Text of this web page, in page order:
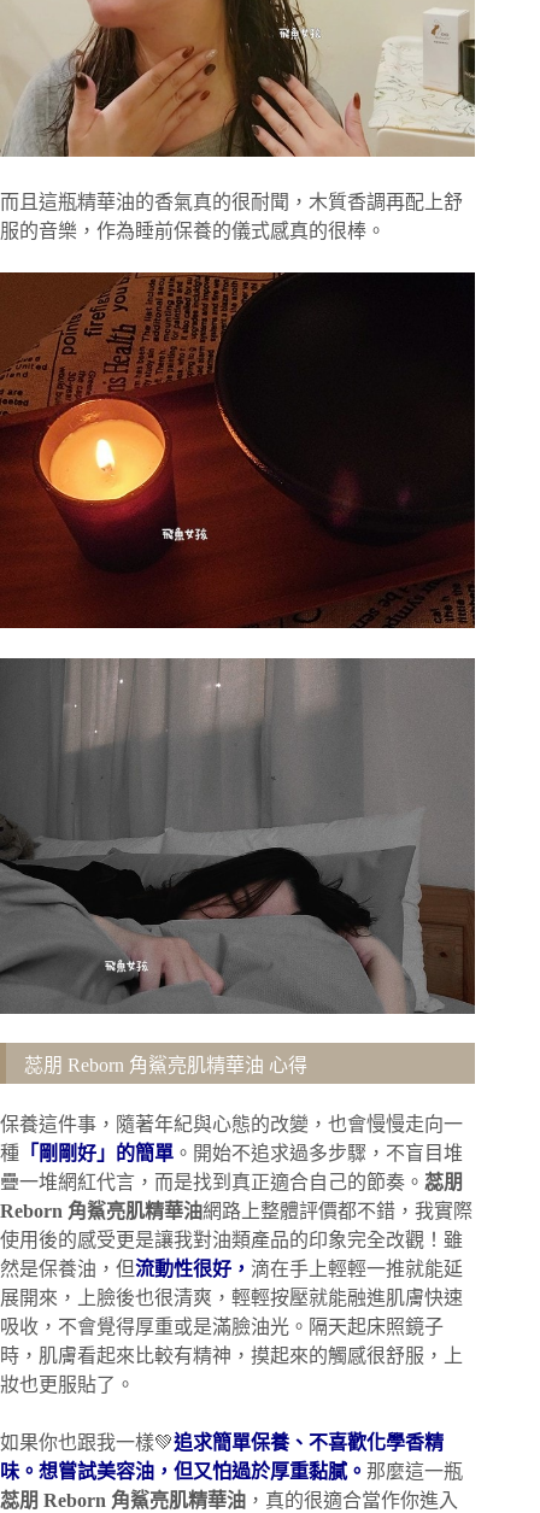
而且這瓶精華油的香氣真的很耐聞，木質香調再配上舒
服的音樂，作為睡前保養的儀式感真的很棒。
蕊朋 Reborn 角鯊亮肌精華油 心得
保養這件事，隨著年紀與心態的改變，也會慢慢走向一
種 「剛剛好」的簡單 。開始不追求過多步驟，不盲目堆
疊一堆網紅代言，而是找到真正適合自己的節奏。 蕊朋
Reborn 角鯊亮肌精華油網路上整體評價都不錯，我實際
使用後的感受更是讓我對油類產品的印象完全改觀！雖
然是保養油，但流動性很好， 滴在手上輕輕一推就能延
展開來，上臉後也很清爽，輕輕按壓就能融進肌膚快速
吸收，不會覺得厚重或是滿臉油光。隔天起床照鏡子
時，肌膚看起來比較有精神，摸起來的觸感很舒服，上
妝也更服貼了。
如果你也跟我一樣💚追求簡單保養、不喜歡化學香精
味。想嘗試美容油，但又怕過於厚重黏膩。 那麼這一瓶
蕊朋 Reborn 角鯊亮肌精華油 ，真的很適合當作你進入